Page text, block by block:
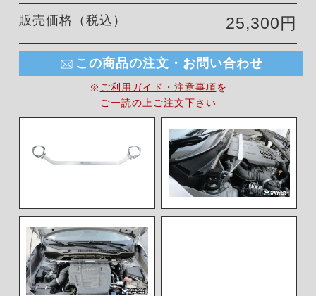
販売価格（税込） 25,300円
この商品の注文・お問い合わせ
※ ご利用ガイド・注意事項を
ご一読の上ご注文下さい